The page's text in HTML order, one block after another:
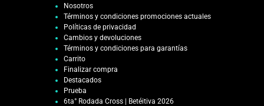
Nosotros
Términos y condiciones promociones actuales
Políticas de privacidad
Cambios y devoluciones
Términos y condiciones para garantías
Carrito
Finalizar compra
Destacados
Prueba
6ta° Rodada Cross | Betéitiva 2026